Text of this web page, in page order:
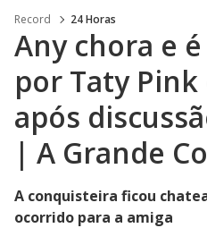
Record 24 Horas
Any chora e
por Taty
após
| A Grande
A conquisteira ficou
ocorrido para a amiga